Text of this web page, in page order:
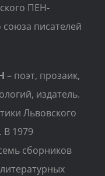
ПЕН-
писателей
– поэт, прозаик,
издатель.
Львовского
В 1979
сборников